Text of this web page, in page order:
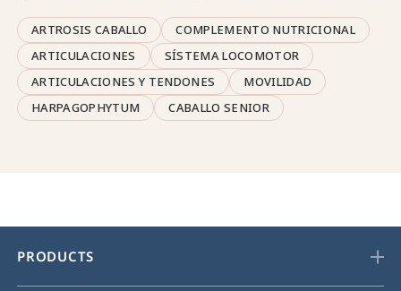
ARTROSIS CABALLO
COMPLEMENTO NUTRICIONAL
ARTICULACIONES
SÍSTEMA LOCOMOTOR
ARTICULACIONES Y TENDONES
MOVILIDAD
HARPAGOPHYTUM
CABALLO SENIOR
PRODUCTS